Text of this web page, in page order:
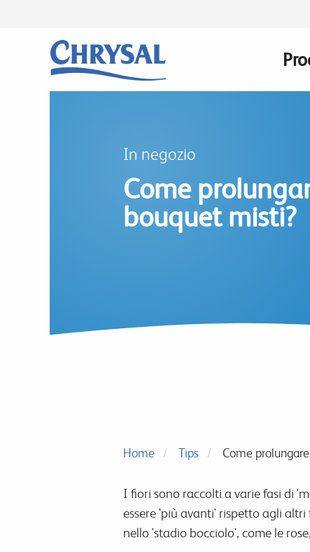
In negozio
Come
bouquet misti?
Home Tips Come
I fiori sono raccolti a varie fasi di
essere 'più avanti' rispetto agli
nello 'stadio bocciolo', come le